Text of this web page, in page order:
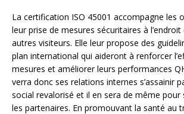
La certification ISO 45001 accompagne les
leur prise de mesures sécuritaires à
autres visiteurs. Elle leur propose des
plan international qui aideront à renforcer
mesures et améliorer leurs performances
verra donc ses relations internes s’assainir
social revalorisé et il en sera de même pour
les partenaires. En promouvant la santé au